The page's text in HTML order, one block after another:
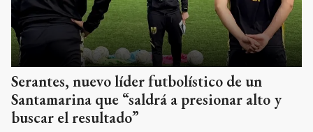
Serantes, nuevo líder futbolístico de un
Santamarina que “saldrá a presionar alto y
buscar el resultado”